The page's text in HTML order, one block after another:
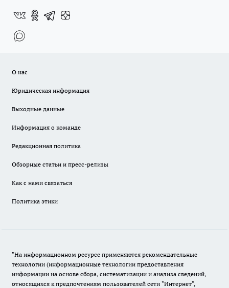
О нас
Юридическая информация
Выходные данные
Информация о команде
Редакционная политика
Обзорные статьи и пресс-релизы
Как с нами связаться
Политика этики
"На информационном ресурсе применяются рекомендательные
технологии (информационные технологии предоставления
информации на основе сбора, систематизации и анализа сведений,
относящихся к предпочтениям пользователей сети "Интернет",